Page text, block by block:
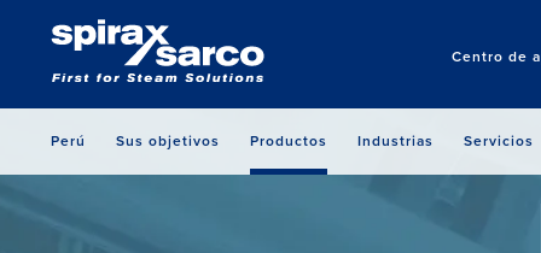
Centro de
Perú Sus objetivos Productos Industrias Servicios